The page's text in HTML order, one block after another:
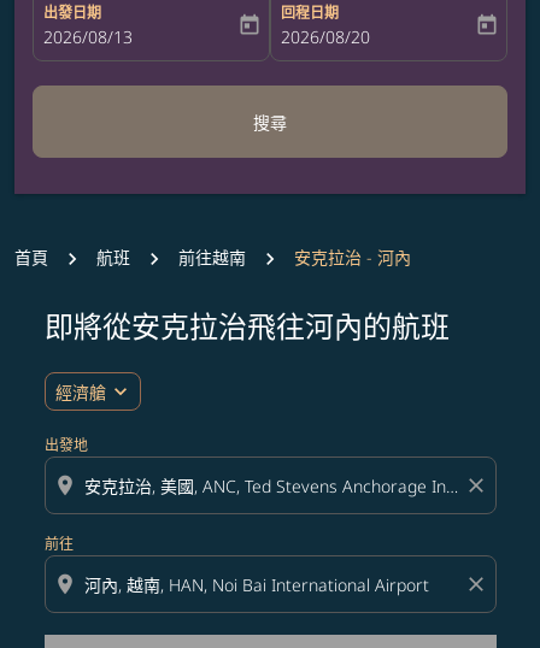
出發日期
fc-booking-departure-date-aria-label
2026/08/13 today
回程日期
fc-booking-return-date-aria-label
2026/08/20 today
搜尋
首頁 航班 前往越南 安克拉治 - 河內
即將從安克拉治飛往河內的航班
經濟艙 expand_more
出發地
location_on close
前往
location_on close
無符合您設定條件的票價，請調整篩選條件。